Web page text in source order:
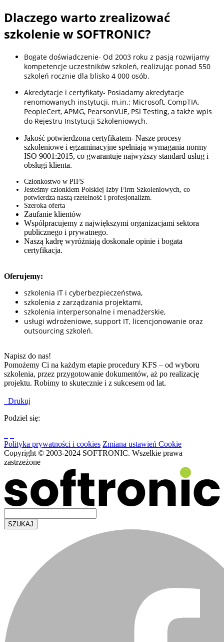
Dlaczego warto zrealizować
szkolenie w SOFTRONIC?
Bogate doświadczenie- Od 2003 roku z pasją rozwijamy
kompetencje uczestników szkoleń, realizując ponad 550
szkoleń rocznie dla blisko 4 000 osób.
Akredytacje i certyfikaty- Posiadamy akredytacje
renomowanych instytucji, m.in.: Microsoft, CompTIA,
PeopleCert, APMG, PearsonVUE, PSI Testing, a także wpis
do Rejestru Instytucji Szkoleniowych.
Jakość potwierdzona certyfikatem- Nasze procesy
szkoleniowe i egzaminacyjne spełniają wymagania normy
ISO 9001:2015, co gwarantuje najwyższy standard usług i
obsługi klienta.
Członkostwo w PIFS
Jesteśmy członkiem Polskiej Izby Firm Szkoleniowych, co
potwierdza naszą rzetelność i profesjonalizm.
Szeroka oferta
Zaufanie klientów
Współpracujemy z największymi organizacjami sektora
publicznego i prywatnego.
Naszą kadrę wyróżniają doskonałe opinie i bogata
certyfikacja.
Oferujemy:
szkolenia IT i cyberbezpieczeństwa,
szkolenia z zarządzania projektami,
szkolenia interpersonalne i menadżerskie,
usługi wdrożeniowe, support IT, licencjonowanie oraz
outsourcing szkoleń.
Napisz do nas!
Pomożemy Ci na każdym etapie procedury KFS – od wyboru
szkolenia, przez przygotowanie dokumentów, aż po realizację
projektu. Robimy to skutecznie i z sukcesem od lat.
Drukuj
Podziel się:
Polityka prywatności i cookies Zmiana ustawień Cookie
Copyright © 2003-2024 SOFTRONIC. Wszelkie prawa
zastrzeżone